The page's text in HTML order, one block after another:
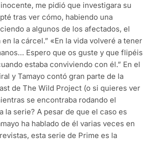
me pidió que investigara su
tras ver cómo, habiendo una
a algunos de los afectados, el
la cárcel.” «En la vida volveré a tener
Espero que os guste y que flipéis
estaba conviviendo con él.” En el
y Tamayo contó gran parte de la
de The Wild Project (o si quieres ver
se encontraba rodando el
la serie? A pesar de que el caso es
ha hablado de él varias veces en
esta serie de Prime es la